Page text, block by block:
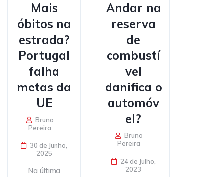
Mais
óbitos na
estrada?
Portugal
falha
metas da
UE
Bruno
Pereira
30 de Junho,
2025
Na última
Andar na
reserva
de
combustí
vel
danifica o
automóv
el?
Bruno
Pereira
24 de Julho,
2023